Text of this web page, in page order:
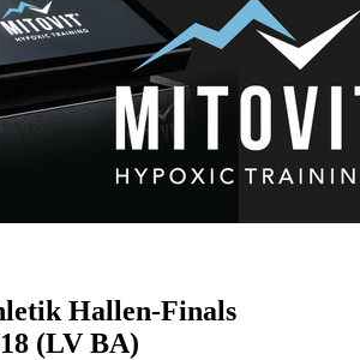
Hallen-Finals
(LV BA)